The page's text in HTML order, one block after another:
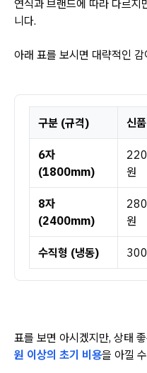
연식과 브랜드에 따라 다르지
니다.
아래 표를 보시면 대략적인
구분 (규격) 신
6자
(1800mm)
원
8자
(2400mm)
원
수직형 (냉동)
표를 보면 아시겠지만, 상태
원 이상의 초기 비용을 아낄